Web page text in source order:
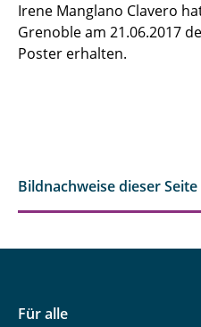
Irene Manglano Clavero
Grenoble am 21.06.2017
Poster erhalten.
Bildnachweise dieser Seite
Für alle